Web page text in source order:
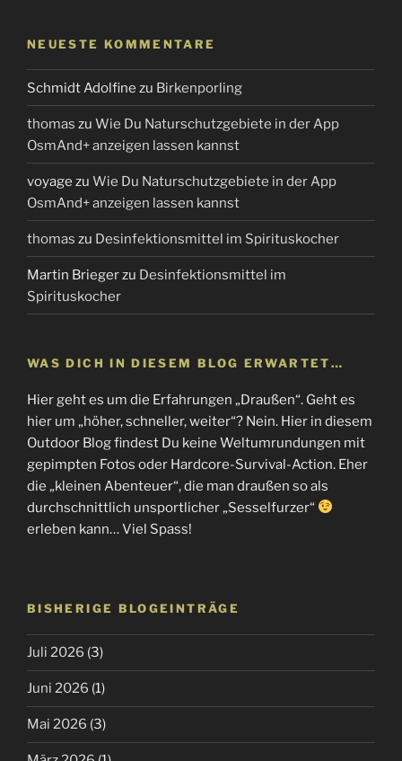
NEUESTE KOMMENTARE
Schmidt Adolfine zu Birkenporling
thomas zu Wie Du Naturschutzgebiete in der App
OsmAnd+ anzeigen lassen kannst
voyage zu Wie Du Naturschutzgebiete in der App
OsmAnd+ anzeigen lassen kannst
thomas zu Desinfektionsmittel im Spirituskocher
Martin Briegerzu Desinfektionsmittel im
Spirituskocher
WAS DICH IN DIESEM BLOG ERWARTET…
Hier geht es um die Erfahrungen „Draußen“. Geht es
hier um „höher, schneller, weiter“? Nein. Hier in diesem
Outdoor Blog findest Du keine Weltumrundungen mit
gepimpten Fotos oder Hardcore-Survival-Action. Eher
die „kleinen Abenteuer“, die man draußen so als
durchschnittlich unsportlicher „Sesselfurzer“
erleben kann… Viel Spass!
BISHERIGE BLOGEINTRÄGE
Juli 2026 (3)
Juni 2026 (1)
Mai 2026 (3)